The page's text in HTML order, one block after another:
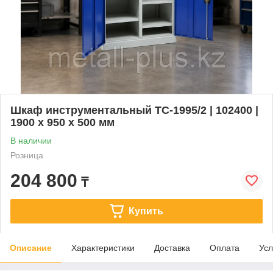
Шкаф инструментальный TC-1995/2 | 102400 |
1900 x 950 x 500 мм
В наличии
Розница
204 800 ₸
Купить
Описание Характеристики Доставка Оплата